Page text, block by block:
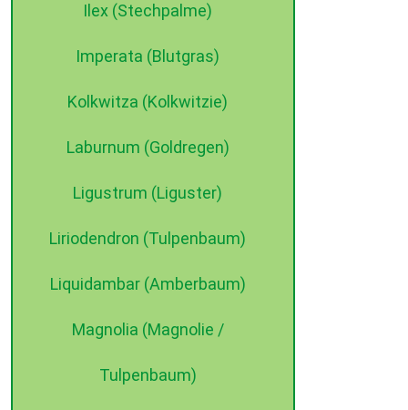
Ilex (Stechpalme)
Imperata (Blutgras)
Kolkwitza (Kolkwitzie)
Laburnum (Goldregen)
Ligustrum (Liguster)
Liriodendron (Tulpenbaum)
Liquidambar (Amberbaum)
Magnolia (Magnolie /
Tulpenbaum)